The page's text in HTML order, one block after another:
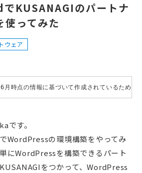
KUSANAGIのパートナ
使ってみた
ウェア
時点の情報に基づいて作成されているため、
です。
でWordPressの環境構築をやってみ
にWordPressを構築できるパート
をつかって、WordPress